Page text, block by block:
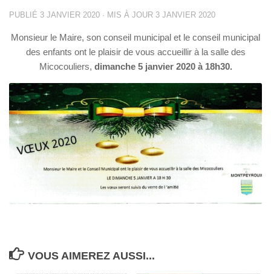
PUBLIÉ 3 JANVIER 2020 · MIS À JOUR 3 JANVIER 2020
Monsieur le Maire, son conseil municipal et le conseil municipal
des enfants ont le plaisir de vous accueillir à la salle des
Micocouliers, dimanche 5 janvier 2020 à 18h30.
VOUS AIMEREZ AUSSI...